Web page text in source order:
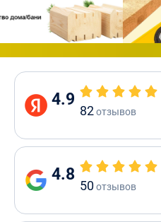
4.9
82отзывов
4.8
50отзывов